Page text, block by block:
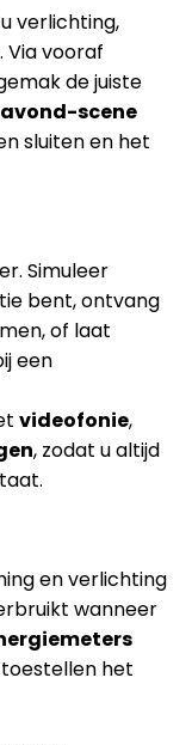
verlichting,
Via vooraf
de juiste
scene
sluiten en het
Simuleer
bent, ontvang
of laat
een
videofonie,
, zodat u altijd
en verlichting
wanneer
het